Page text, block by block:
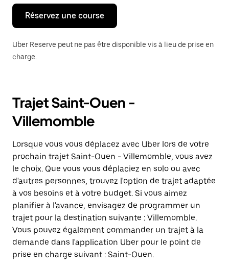
Échap
pour
fermer
calendrier.
Réservez une course
Uber Reserve peut ne pas être disponible vis à lieu de prise en
charge.
Trajet Saint-Ouen -
Villemomble
Lorsque vous vous déplacez avec Uber lors de votre
prochain trajet Saint-Ouen - Villemomble, vous avez
le choix. Que vous vous déplaciez en solo ou avec
d'autres personnes, trouvez l'option de trajet adaptée
à vos besoins et à votre budget. Si vous aimez
planifier à l'avance, envisagez de programmer un
trajet pour la destination suivante : Villemomble.
Vous pouvez également commander un trajet à la
demande dans l'application Uber pour le point de
prise en charge suivant : Saint-Ouen.